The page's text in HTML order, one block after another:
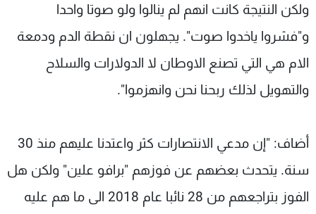
ولكن النتيجة كانت انهم لم ينالوا ولو صوتا واحدا
و"فشروا ياخدوا صوت". يجهلون ان نقطة الدم ودمعة
الام هي التي تصنع الاوطان لا الدولارات والسلاح
والتهويل لذلك ربحنا نحن وانهزموا".
أضاف: "إن مدعي الانتصارات كثر واعتدنا عليهم منذ 30
سنة. يتحدث بعضهم عن فوزهم "برافو علين" ولكن هل
الفوز بتراجعهم من 28 نائبا عام 2018 الى ما هم عليه